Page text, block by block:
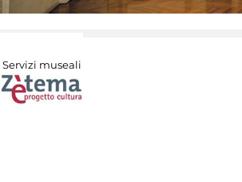
Servizi museali